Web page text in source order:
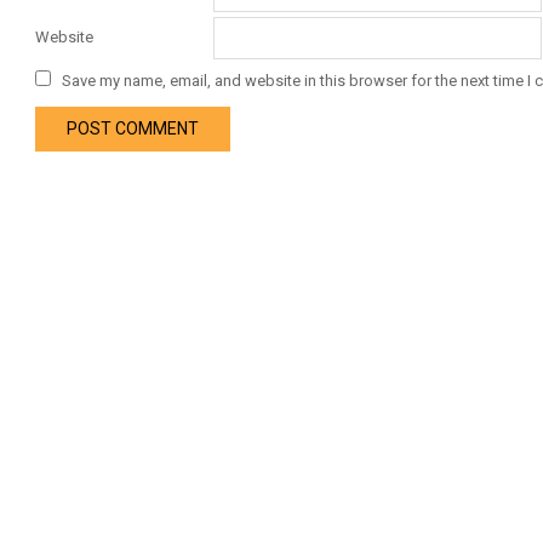
Website
Save my name, email, and website in this browser for the next time I